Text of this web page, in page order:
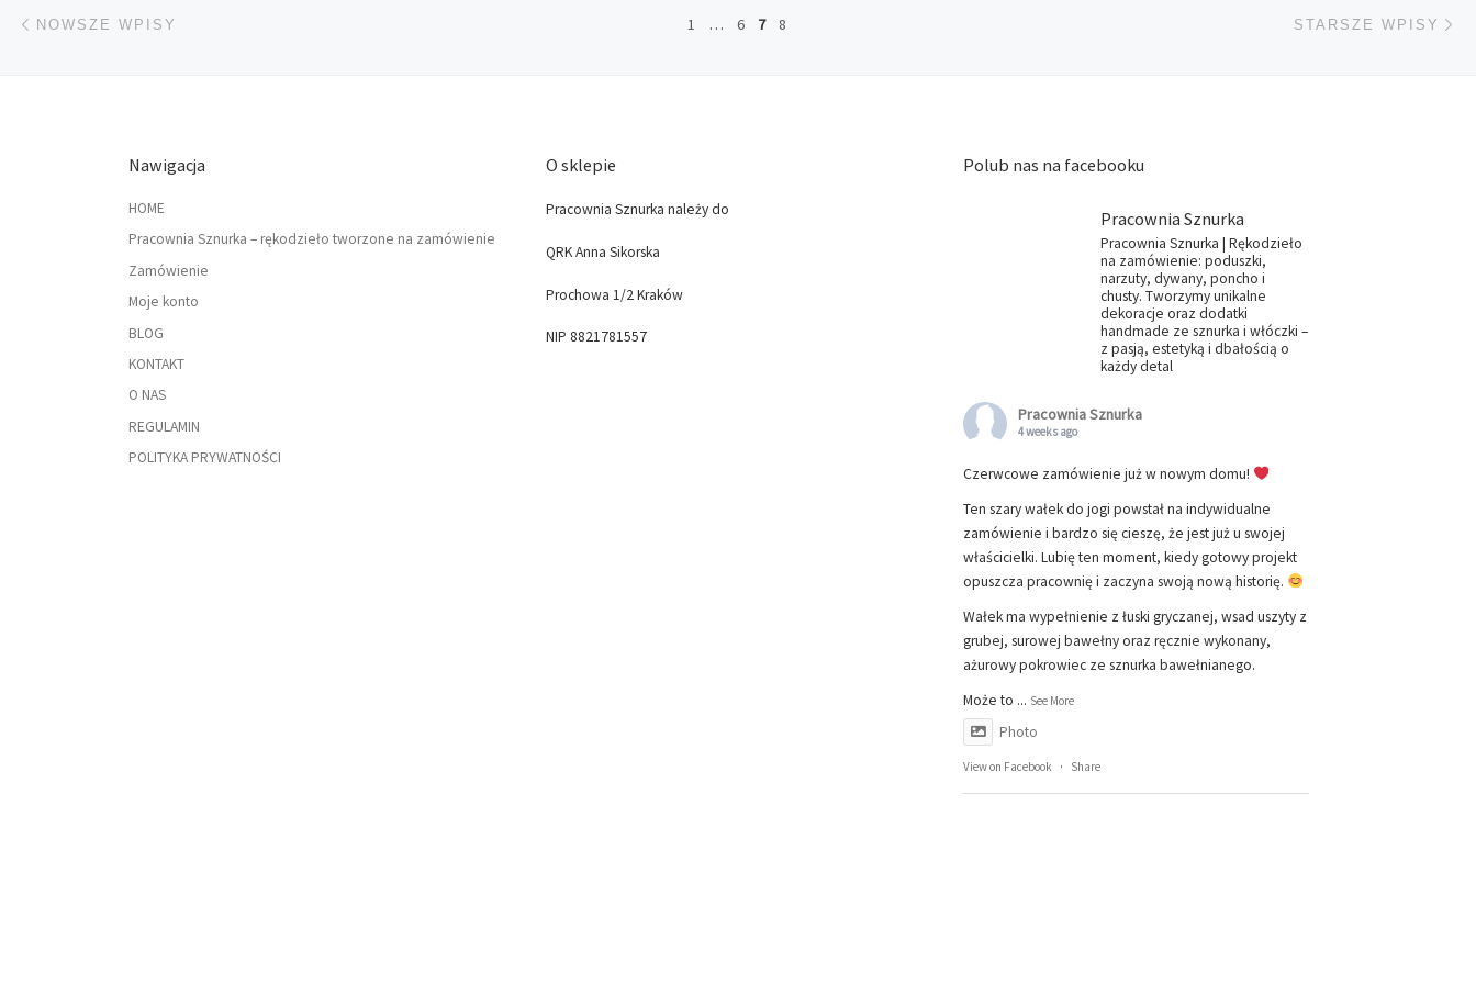
Nawigacja po wpisach
NOWSZE WPISY 1 … 6 7 8 STARSZE WPISY
Nawigacja
HOME
Pracownia Sznurka – rękodzieło tworzone na zamówienie
Zamówienie
Moje konto
BLOG
KONTAKT
O NAS
REGULAMIN
POLITYKA PRYWATNOŚCI
O sklepie
Pracownia Sznurka należy do
QRK Anna Sikorska
Prochowa 1/2 Kraków
NIP 8821781557
Polub nas na facebooku
Pracownia Sznurka
Pracownia Sznurka | Rękodzieło
na zamówienie: poduszki,
narzuty, dywany, poncho i
chusty. Tworzymy unikalne
dekoracje oraz dodatki
handmade ze sznurka i włóczki –
z pasją, estetyką i dbałością o
każdy detal
Pracownia Sznurka
4 weeks ago
Czerwcowe zamówienie już w nowym domu!
Ten szary wałek do jogi powstał na indywidualne
zamówienie i bardzo się cieszę, że jest już u swojej
właścicielki. Lubię ten moment, kiedy gotowy projekt
opuszcza pracownię i zaczyna swoją nową historię.
Wałek ma wypełnienie z łuski gryczanej, wsad uszyty z
grubej, surowej bawełny oraz ręcznie wykonany,
ażurowy pokrowiec ze sznurka bawełnianego.
Może to ... See More
Photo
View on Facebook · Share